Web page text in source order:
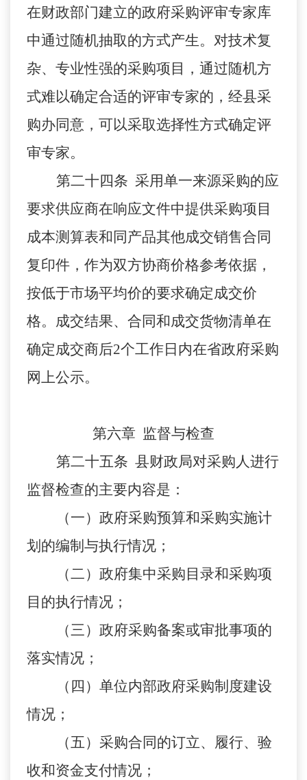
在财政部门建立的政府采购评审专家库
中通过随机抽取的方式产生。对技术复
杂、专业性强的采购项目，通过随机方
式难以确定合适的评审专家的，经县采
购办同意，可以采取选择性方式确定评
审专家。
第二十四条 采用单一来源采购的应
要求供应商在响应文件中提供采购项目
成本测算表和同产品其他成交销售合同
复印件，作为双方协商价格参考依据，
按低于市场平均价的要求确定成交价
格。成交结果、合同和成交货物清单在
确定成交商后2个工作日内在省政府采购
网上公示。
第六章 监督与检查
第二十五条 县财政局对采购人进行
监督检查的主要内容是：
（一）政府采购预算和采购实施计
划的编制与执行情况；
（二）政府集中采购目录和采购项
目的执行情况；
（三）政府采购备案或审批事项的
落实情况；
（四）单位内部政府采购制度建设
情况；
（五）采购合同的订立、履行、验
收和资金支付情况；